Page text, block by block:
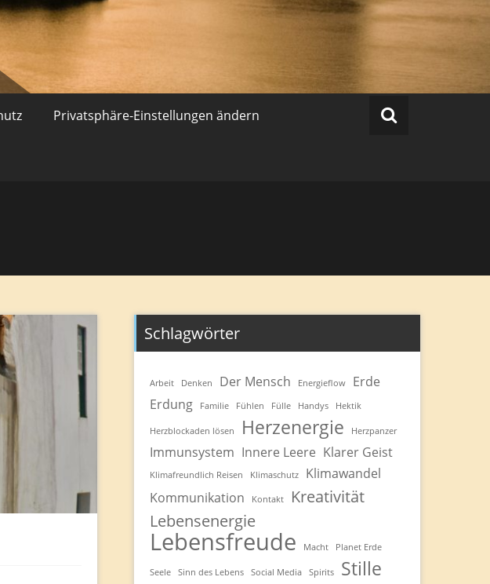
Privatsphäre-Einstellungen ändern
Schlagwörter
Arbeit Denken Der Mensch Energieflow
Erde
Erdung
Familie Fühlen Fülle Handys Hektik
Herzblockaden lösen Herzenergie Herzpanzer
Immunsystem Innere Leere Klarer Geist
Klimafreundlich Reisen Klimaschutz
Klimawandel
Kommunikation
Kontakt
Kreativität
Lebensenergie
Lebensfreude Macht Planet Erde
Seele Sinn des Lebens Social Media Spirits Stille